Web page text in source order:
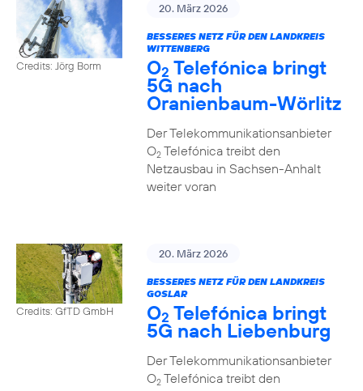
Credits: Jörg Borm
20. März 2026
BESSERES NETZ FÜR DEN LANDKREIS
WITTENBERG
O2 Telefónica bringt
5G nach
Oranienbaum-Wörlitz
Der Telekommunikationsanbieter
O2Telefónica treibt den
Netzausbau in Sachsen-Anhalt
weiter voran
Credits: GfTD GmbH
20. März 2026
BESSERES NETZ FÜR DEN LANDKREIS
GOSLAR
O2 Telefónica bringt
5G nach Liebenburg
Der Telekommunikationsanbieter
O2Telefónica treibt den